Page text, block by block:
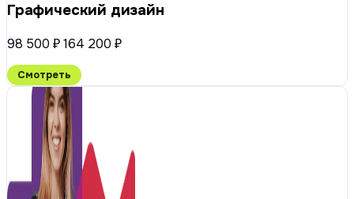
Графический дизайн
98 500 ₽164 200 ₽
Смотреть